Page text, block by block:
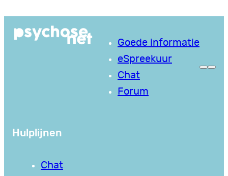
naar
Goede informatie
eSpreekuur
Chat
Forum
Hulplijnen
Chat